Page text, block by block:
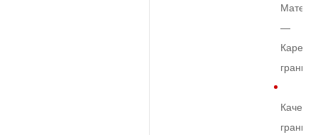
—
гранит
гранита